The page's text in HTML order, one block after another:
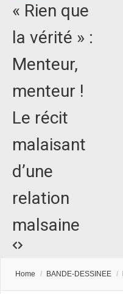
« Rien que
la vérité » :
Menteur,
menteur !
Le récit
malaisant
d’une
relation
malsaine
Home / BANDE-DESSINEE /